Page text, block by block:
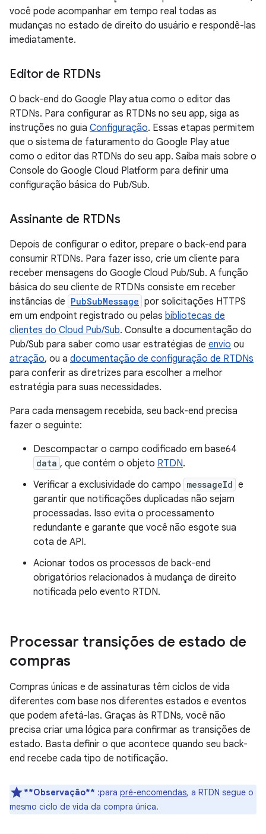
você pode acompanhar em tempo real todas as
mudanças no estado de direito do usuário e respondê-las
imediatamente.
Editor de RTDNs
O back-end do Google Play atua como o editor das
RTDNs. Para configurar as RTDNs no seu app, siga as
instruções no guia Configuração. Essas etapas permitem
que o sistema de faturamento do Google Play atue
como o editor das RTDNs do seu app. Saiba mais sobre o
Console do Google Cloud Platform para definir uma
configuração básica do Pub/Sub.
Assinante de RTDNs
Depois de configurar o editor, prepare o back-end para
consumir RTDNs. Para fazer isso, crie um cliente para
receber mensagens do Google Cloud Pub/Sub. A função
básica do seu cliente de RTDNs consiste em receber
instâncias de PubSubMessage por solicitações HTTPS
em um endpoint registrado ou pelas bibliotecas de
clientes do Cloud Pub/Sub. Consulte a documentação do
Pub/Sub para saber como usar estratégias de envio ou
atração, ou a documentação de configuração de RTDNs
para conferir as diretrizes para escolher a melhor
estratégia para suas necessidades.
Para cada mensagem recebida, seu back-end precisa
fazer o seguinte:
Descompactar o campo codificado em base64
data , que contém o objeto RTDN.
Verificar a exclusividade do campo messageId e
garantir que notificações duplicadas não sejam
processadas. Isso evita o processamento
redundante e garante que você não esgote sua
cota de API.
Acionar todos os processos de back-end
obrigatórios relacionados à mudança de direito
notificada pelo evento RTDN.
Processar transições de estado de
compras
Compras únicas e de assinaturas têm ciclos de vida
diferentes com base nos diferentes estados e eventos
que podem afetá-las. Graças às RTDNs, você não
precisa criar uma lógica para confirmar as transições de
estado. Basta definir o que acontece quando seu back-
end recebe cada tipo de notificação.
**Observação** :para pré-encomendas, a RTDN segue o
mesmo ciclo de vida da compra única.